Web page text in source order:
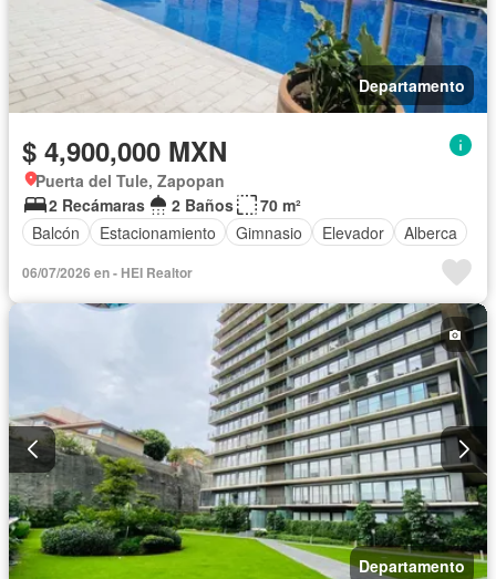
Departamento
$ 4,900,000 MXN
Puerta del Tule, Zapopan
2 Recámaras
2 Baños
70 m²
Balcón
Estacionamiento Gimnasio Elevador Alberca
06/07/2026 en - HEI Realtor
Departamento